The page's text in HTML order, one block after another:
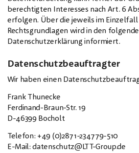
berechtigten Interesses nach Art. 6
erfolgen. Über die jeweils im Einzelfall
Rechtsgrundlagen wird in den
Datenschutzerklärung informiert.
Datenschutzbeauftragter
Wir haben einen
Frank Thunecke
Ferdinand-Braun-Str. 19
D-46399 Bocholt
Telefon: +49 (0)2871-234779-510
E-Mail:datenschutz@LTT-Group.de